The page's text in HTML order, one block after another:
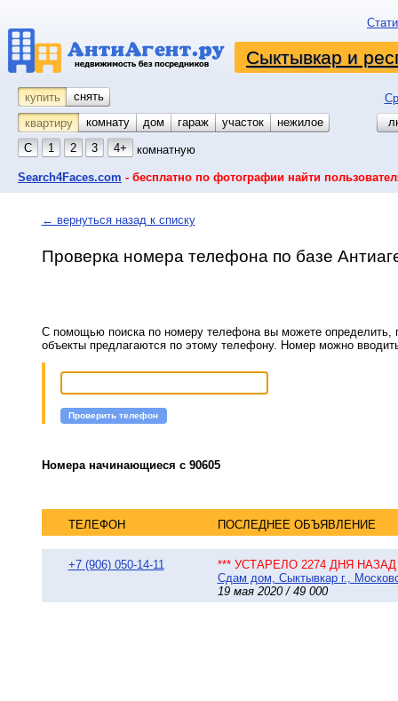
Сыктывкар и
купить снять
квартиру
комнату койко-место
дом гараж участок
нежилое
С
1 2 3 4+ комнатную
Search4Faces.com - бесплатно по фотографии найти
← вернуться назад к списку
Проверка номера телефона по базе
С помощью поиска по номеру телефона вы можете определить,
объекты предлагаются по этому телефону. Номер можно
Проверить телефон
Номера начинающиеся с 90605
ТЕЛЕФОН ПОСЛЕДНЕЕ ОБЪЯВЛЕНИЕ
+7 (906) 050-14-11
*** УСТАРЕЛО 2274 ДНЯ НАЗАД
Сдам дом, Сыктывкар г.,
19 мая 2020 / 49 000